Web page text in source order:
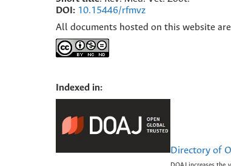
DOI: 10.15446/rfmvz
All documents hosted on this website
Indexed in:
Directory of